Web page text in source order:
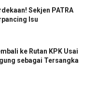
Sekjen PATRA
Isu
ke Rutan KPK Usai
sebagai Tersangka